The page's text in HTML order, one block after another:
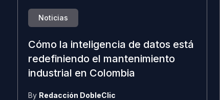
Noticias
Cómo la inteligencia de datos está
redefiniendo el mantenimiento
industrial en Colombia
By Redacción DobleClic